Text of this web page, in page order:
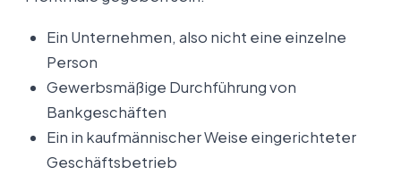
Ein Unternehmen, also nicht eine einzelne
Person
Gewerbsmäßige Durchführung von
Bankgeschäften
Ein in kaufmännischer Weise eingerichteter
Geschäftsbetrieb